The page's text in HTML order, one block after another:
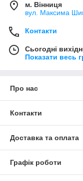
м. Вінниця
вул. Максима
Контакти
Сьогодні
Показати весь
Про нас
Контакти
Доставка та оплата
Графік роботи